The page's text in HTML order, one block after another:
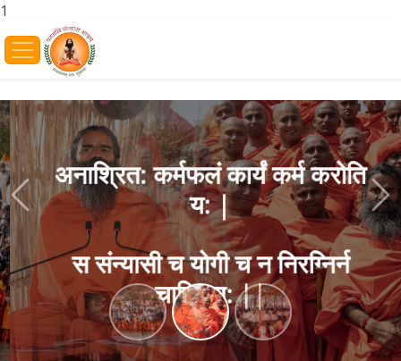
1
अनाश्रित: कर्मफलं कार्यं कर्म करोति
य: |
स संन्यासी च योगी च न निरग्निर्न
चाक्रिय: ||
Previous